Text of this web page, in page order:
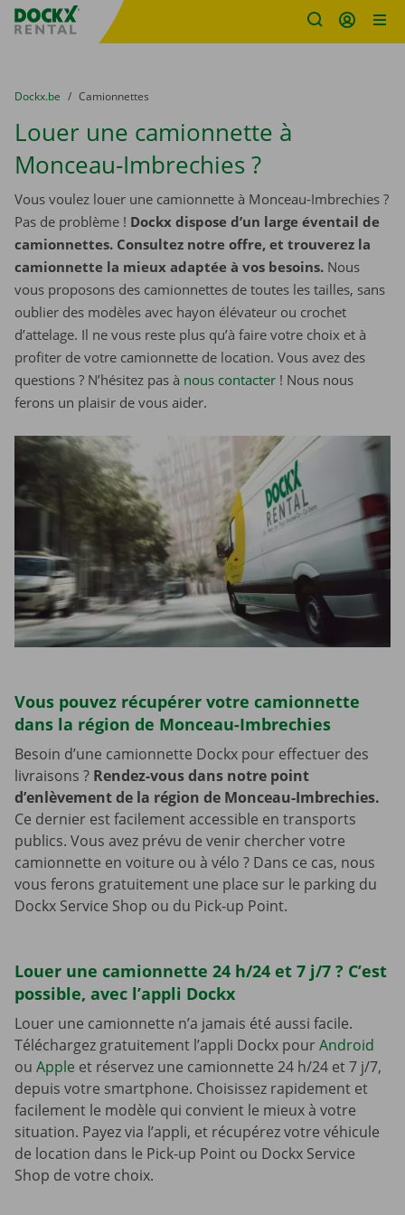
sitename
You are here:
du
Dockx.be to
Camionnettes
Louer une camionnette à
Monceau-Imbrechies ?
Vous voulez louer une camionnette à Monceau-Imbrechies ?
Pas de problème ! Dockx dispose d’un large éventail de
camionnettes. Consultez notre offre, et trouverez la
camionnette la mieux adaptée à vos besoins. Nous
vous proposons des camionnettes de toutes les tailles, sans
oublier des modèles avec hayon élévateur ou crochet
d’attelage. Il ne vous reste plus qu’à faire votre choix et à
profiter de votre camionnette de location. Vous avez des
questions ? N’hésitez pas à nous contacter ! Nous nous
ferons un plaisir de vous aider.
Vous pouvez récupérer votre camionnette
dans la région de Monceau-Imbrechies
Besoin d’une camionnette Dockx pour effectuer des
livraisons ? Rendez-vous dans notre point
d’enlèvement de la région de Monceau-Imbrechies.
Ce dernier est facilement accessible en transports
publics. Vous avez prévu de venir chercher votre
camionnette en voiture ou à vélo ? Dans ce cas, nous
vous ferons gratuitement une place sur le parking du
Dockx Service Shop ou du Pick-up Point.
Louer une camionnette 24 h/24 et 7 j/7 ? C’est
possible, avec l’appli Dockx
Louer une camionnette n’a jamais été aussi facile.
Téléchargez gratuitement l’appli Dockx pourAndroid
ou Apple et réservez une camionnette 24 h/24 et 7 j/7,
depuis votre smartphone. Choisissez rapidement et
facilement le modèle qui convient le mieux à votre
situation. Payez via l’appli, et récupérez votre véhicule
de location dans le Pick-up Point ou Dockx Service
Shop de votre choix.